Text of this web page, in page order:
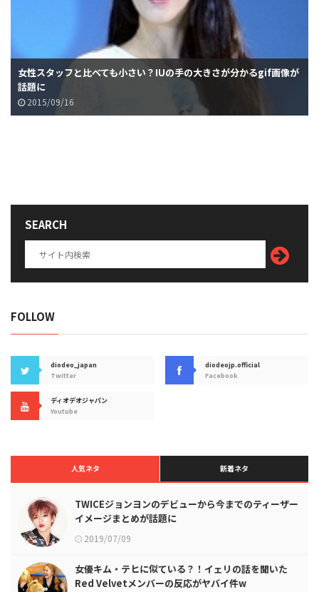
女性スタッフと比べても小さい？IUの手の大きさが分かるgif画像が
話題に
2015/09/16
SEARCH
FOLLOW
diodeo_japan
Twitter
diodeojp.official
Facebook
ディオデオジャパン
Youtube
人気ネタ 新着ネタ
TWICEジョンヨンのデビューから今までのティーザー
イメージまとめが話題に
2019/07/09
女優キム・テヒに似ている？！イェリの話を聞いた
Red Velvetメンバーの反応がヤバイ件w